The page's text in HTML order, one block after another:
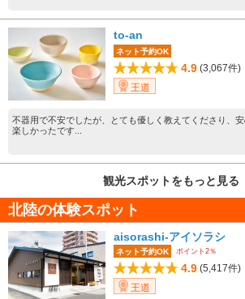
to-an
ネット予約OK
4.9 (3,067件)
王道
不器用で不安でしたが、とても優しく教えてくださり、
楽しかったです...
観光スポットをもっと見る
北陸の体験スポット
aisorashi-アイソラシ
ネット予約OK ポイント2％
4.9 (5,417件)
王道